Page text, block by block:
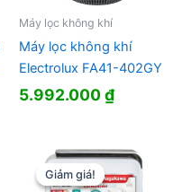
Máy lọc không khí
Máy lọc không khí
Electrolux FA41-402GY
5.992.000₫
Giảm giá!
Giảm giá!